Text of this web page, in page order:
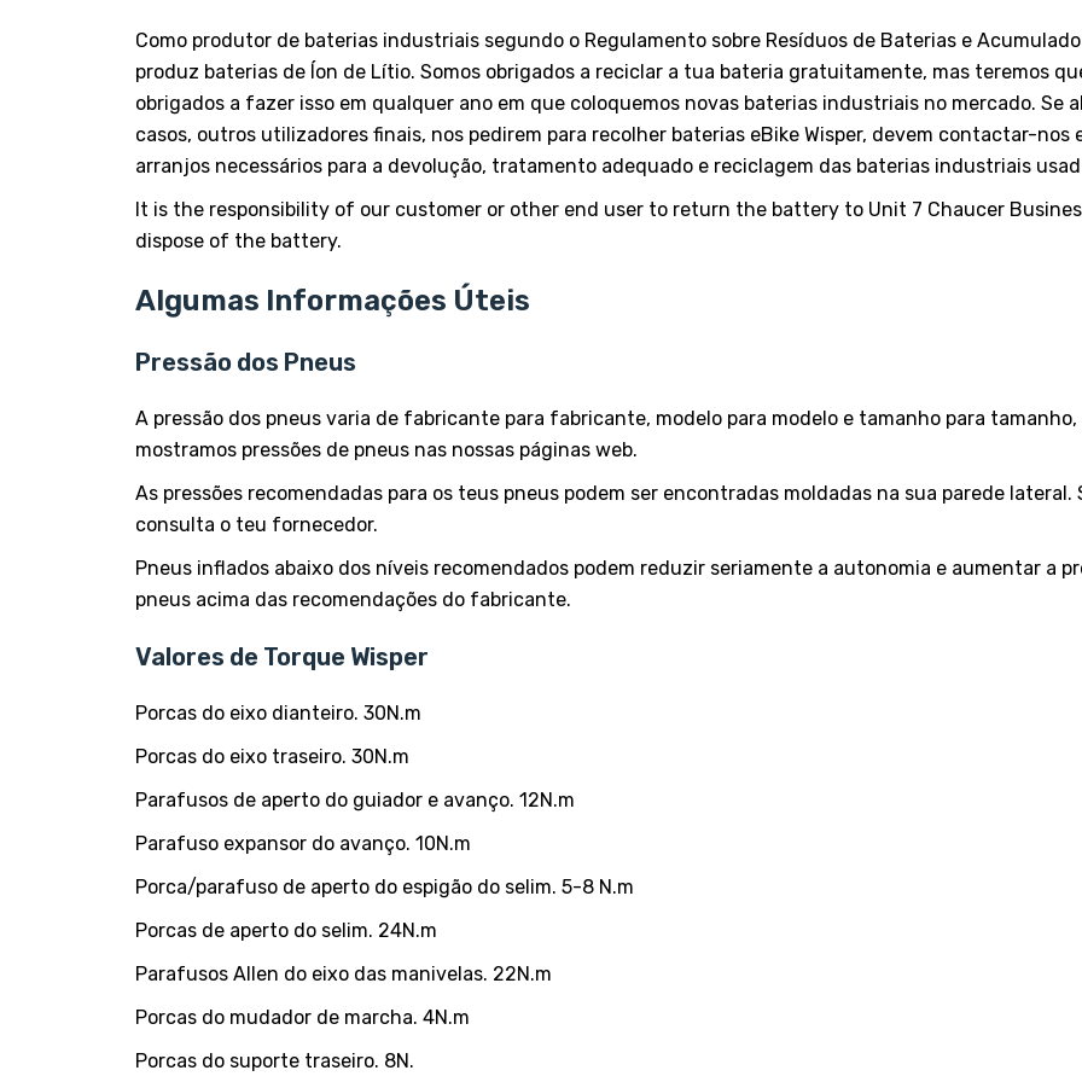
Como produtor de baterias industriais segundo o Regulamento sobre Resíduos de Baterias e
produz baterias de Íon de Lítio. Somos obrigados a reciclar a tua bateria gratuitamente, mas teremos
obrigados a fazer isso em qualquer ano em que coloquemos novas baterias industriais no mercado. Se
casos, outros utilizadores finais, nos pedirem para recolher baterias eBike Wisper, devem contactar-nos
arranjos necessários para a devolução, tratamento adequado e reciclagem das baterias industriais
It is the responsibility of our customer or other end user to return the battery to Unit 7 Chaucer
dispose of the battery.
Algumas Informações Úteis
Pressão dos Pneus
A pressão dos pneus varia de fabricante para fabricante, modelo para modelo e tamanho para
mostramos pressões de pneus nas nossas páginas web.
As pressões recomendadas para os teus pneus podem ser encontradas moldadas na sua parede
consulta o teu fornecedor.
Pneus inflados abaixo dos níveis recomendados podem reduzir seriamente a autonomia e aumentar a
pneus acima das recomendações do fabricante.
Valores de Torque Wisper
Porcas do eixo dianteiro. 30N.m
Porcas do eixo traseiro. 30N.m
Parafusos de aperto do guiador e avanço. 12N.m
Parafuso expansor do avanço. 10N.m
Porca/parafuso de aperto do espigão do selim. 5-8 N.m
Porcas de aperto do selim. 24N.m
Parafusos Allen do eixo das manivelas. 22N.m
Porcas do mudador de marcha. 4N.m
Porcas do suporte traseiro. 8N.